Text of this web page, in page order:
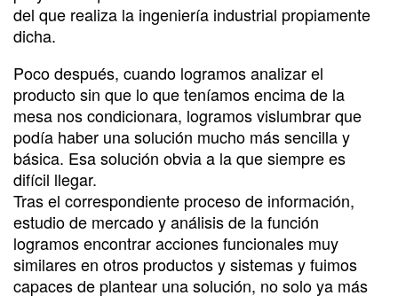
del que realiza la ingeniería industrial propiamente
dicha.
Poco después, cuando logramos analizar el
producto sin que lo que teníamos encima de la
mesa nos condicionara, logramos vislumbrar que
podía haber una solución mucho más sencilla y
básica. Esa solución obvia a la que siempre es
difícil llegar.
Tras el correspondiente proceso de información,
estudio de mercado y análisis de la función
logramos encontrar acciones funcionales muy
similares en otros productos y sistemas y fuimos
capaces de plantear una solución, no solo ya más